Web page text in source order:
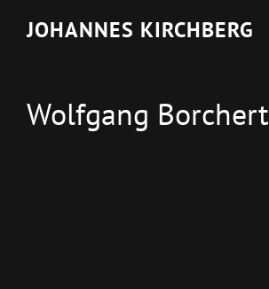
JOHANNES KIRCHBERG
Wolfgang Borchert